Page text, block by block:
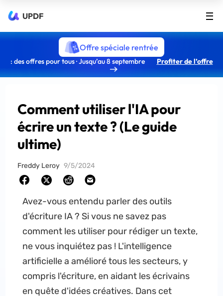
UPDF
Offre spéciale rentrée
: des offres pour tous · Jusqu’au 8 septembre Profiter de l’offre
Comment utiliser l'IA pour
écrire un texte ? (Le guide
ultime)
Freddy Leroy 9/5/2024
Avez-vous entendu parler des outils
d'écriture IA ? Si vous ne savez pas
comment les utiliser pour rédiger un texte,
ne vous inquiétez pas ! L'intelligence
artificielle a amélioré tous les secteurs, y
compris l'écriture, en aidant les écrivains
en quête d'idées créatives. Dans cet